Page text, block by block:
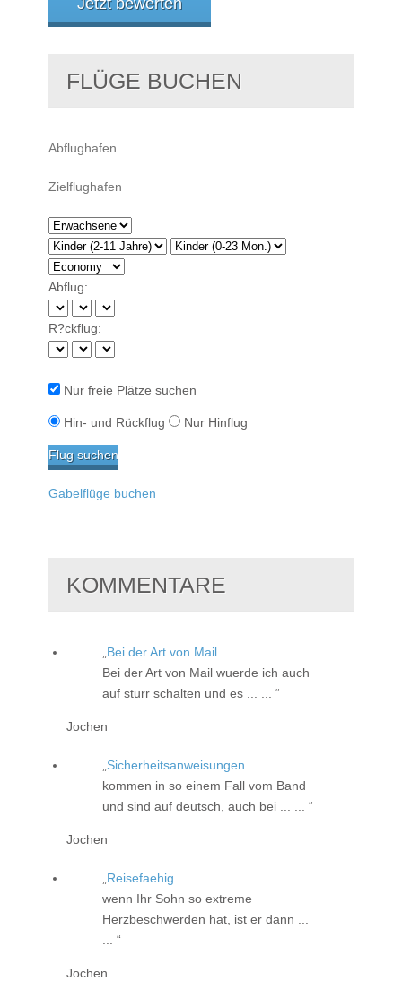
Jetzt bewerten
FLÜGE BUCHEN
Abflug:
R?ckflug:
Nur freie Plätze suchen
Hin- und Rückflug Nur Hinflug
Gabelflüge buchen
KOMMENTARE
Bei der Art von Mail
Bei der Art von Mail wuerde ich auch
auf sturr schalten und es ... ...
Jochen
Sicherheitsanweisungen
kommen in so einem Fall vom Band
und sind auf deutsch, auch bei ... ...
Jochen
Reisefaehig
wenn Ihr Sohn so extreme
Herzbeschwerden hat, ist er dann ...
...
Jochen